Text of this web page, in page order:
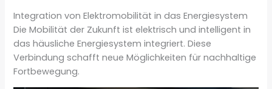
Integration von Elektromobilität in das Energiesystem
Die Mobilität der Zukunft ist elektrisch und intelligent in
das häusliche Energiesystem integriert. Diese
Verbindung schafft neue Möglichkeiten für nachhaltige
Fortbewegung.